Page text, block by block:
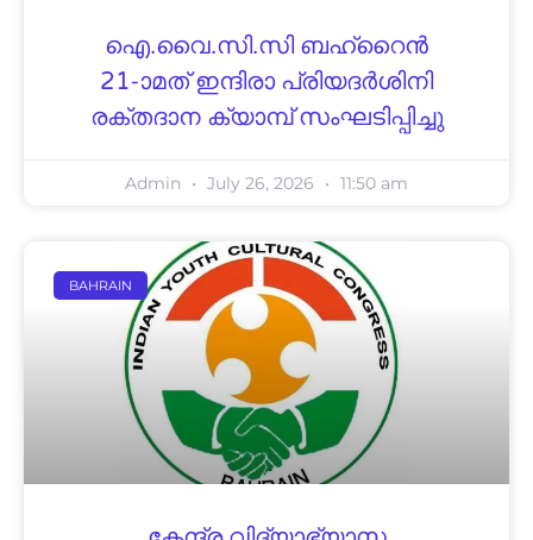
ഐ.വൈ.സി.സി ബഹ്‌റൈൻ
21-ാമത് ഇന്ദിരാ പ്രിയദർശിനി
രക്തദാന ക്യാമ്പ് സംഘടിപ്പിച്ചു
Admin July 26, 2026 11:50 am
BAHRAIN